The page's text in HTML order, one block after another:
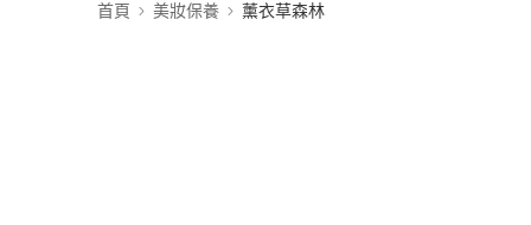
首頁 美妝保養 薰衣草森林